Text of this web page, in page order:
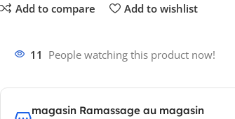
Add to compare Add to wishlist
11 People watching this product now!
magasin Ramassage au magasin